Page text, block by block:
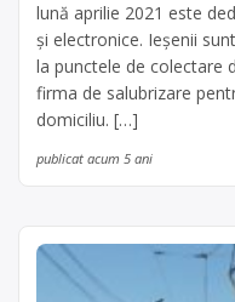
lună aprilie 2021 este
și electronice. Ieșenii
la punctele de colectare
firma de salubrizare
domiciliu. […]
publicat acum 5 ani